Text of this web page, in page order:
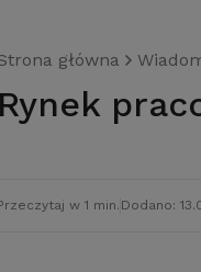
główna
Rynek
w 1 min. Dodano: